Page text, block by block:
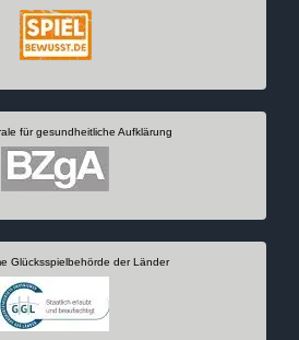
für gesundheitliche Aufklärung
Glücksspielbehörde der Länder